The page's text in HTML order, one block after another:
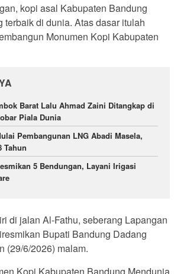
kopi asal Kabupaten Bandung
terbaik di dunia. Atas dasar itulah
Monumen Kopi Kabupaten
Barat Lalu Ahmad Zaini Ditangkap di
Piala Dunia
Pembangunan LNG Abadi Masela,
Tahun
5 Bendungan, Layani Irigasi
di jalan Al-Fathu, seberang Lapangan
Bupati Bandung Dadang
(29/6/2026) malam.